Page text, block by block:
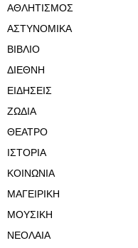
ΑΘΛΗΤΙΣΜΟΣ
ΑΣΤΥΝΟΜΙΚΑ
ΒΙΒΛΙΟ
ΔΙΕΘΝΗ
ΕΙΔΗΣΕΙΣ
ΖΩΔΙΑ
ΘΕΑΤΡΟ
ΙΣΤΟΡΙΑ
ΚΟΙΝΩΝΙΑ
ΜΑΓΕΙΡΙΚΗ
ΜΟΥΣΙΚΗ
ΝΕΟΛΑΙΑ